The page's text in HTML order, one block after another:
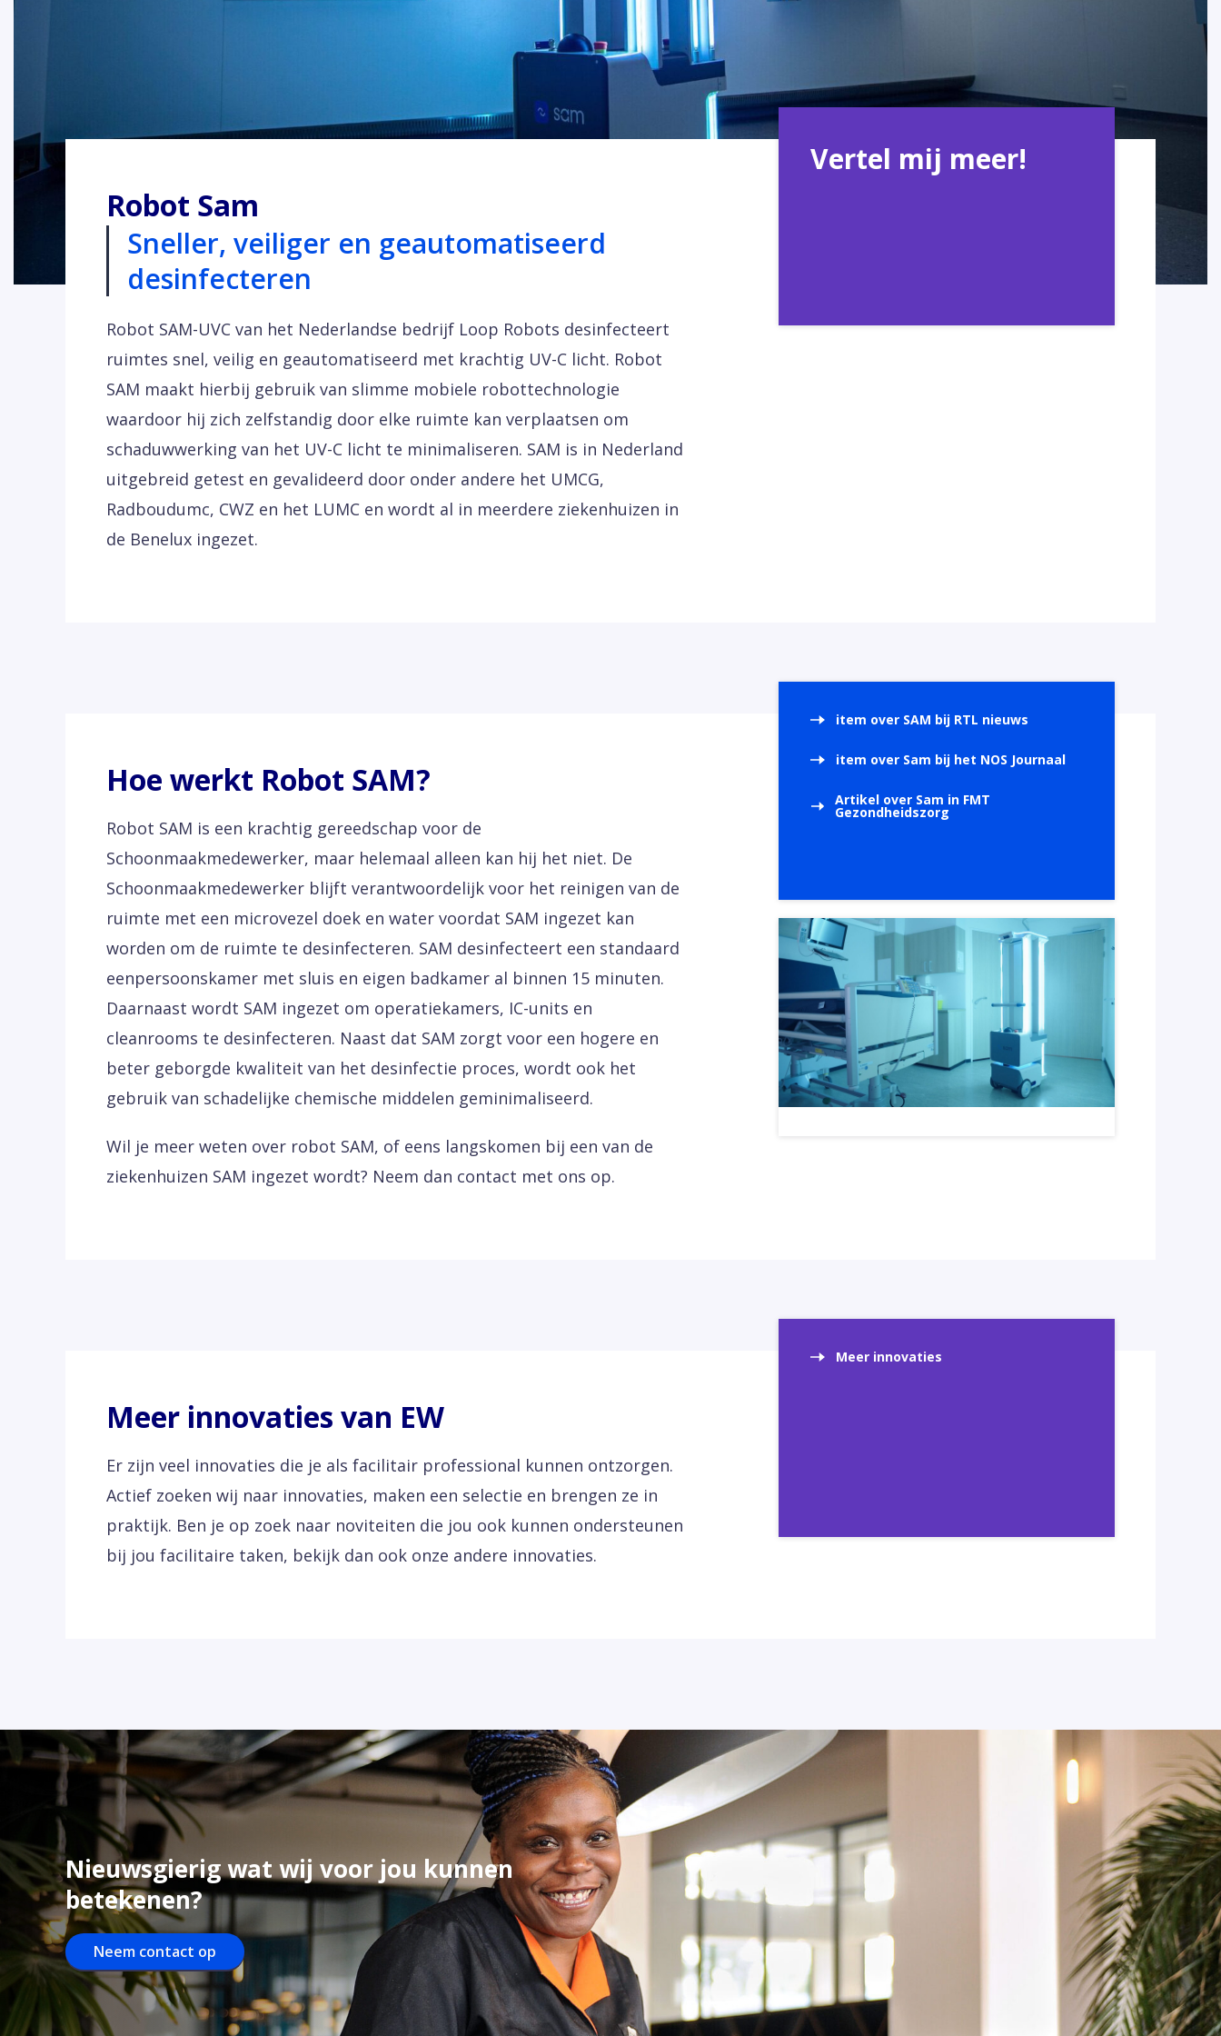
Robot Sam
Sneller, veiliger en geautomatiseerd
desinfecteren
Robot SAM-UVC van het Nederlandse bedrijf Loop Robots desinfecteert
ruimtes snel, veilig en geautomatiseerd met krachtig UV-C licht. Robot
SAM maakt hierbij gebruik van slimme mobiele robottechnologie
waardoor hij zich zelfstandig door elke ruimte kan verplaatsen om
schaduwwerking van het UV-C licht te minimaliseren. SAM is in Nederland
uitgebreid getest en gevalideerd door onder andere het UMCG,
Radboudumc, CWZ en het LUMC en wordt al in meerdere ziekenhuizen in
de Benelux ingezet.
Vertel mij meer!
Hoe werkt Robot SAM?
Robot SAM is een krachtig gereedschap voor de
Schoonmaakmedewerker, maar helemaal alleen kan hij het niet. De
Schoonmaakmedewerker blijft verantwoordelijk voor het reinigen van de
ruimte met een microvezel doek en water voordat SAM ingezet kan
worden om de ruimte te desinfecteren. SAM desinfecteert een standaard
eenpersoonskamer met sluis en eigen badkamer al binnen 15 minuten.
Daarnaast wordt SAM ingezet om operatiekamers, IC-units en
cleanrooms te desinfecteren. Naast dat SAM zorgt voor een hogere en
beter geborgde kwaliteit van het desinfectie proces, wordt ook het
gebruik van schadelijke chemische middelen geminimaliseerd.
Wil je meer weten over robot SAM, of eens langskomen bij een van de
ziekenhuizen SAM ingezet wordt? Neem dan contact met ons op.
item over SAM bij RTL nieuws
item over Sam bij het NOS Journaal
Artikel over Sam in FMT
Gezondheidszorg
Meer innovaties van EW
Er zijn veel innovaties die je als facilitair professional kunnen ontzorgen.
Actief zoeken wij naar innovaties, maken een selectie en brengen ze in
praktijk. Ben je op zoek naar noviteiten die jou ook kunnen ondersteunen
bij jou facilitaire taken, bekijk dan ook onze andere innovaties.
Meer innovaties
Nieuwsgierig wat wij voor jou kunnen
betekenen?
Neem contact op